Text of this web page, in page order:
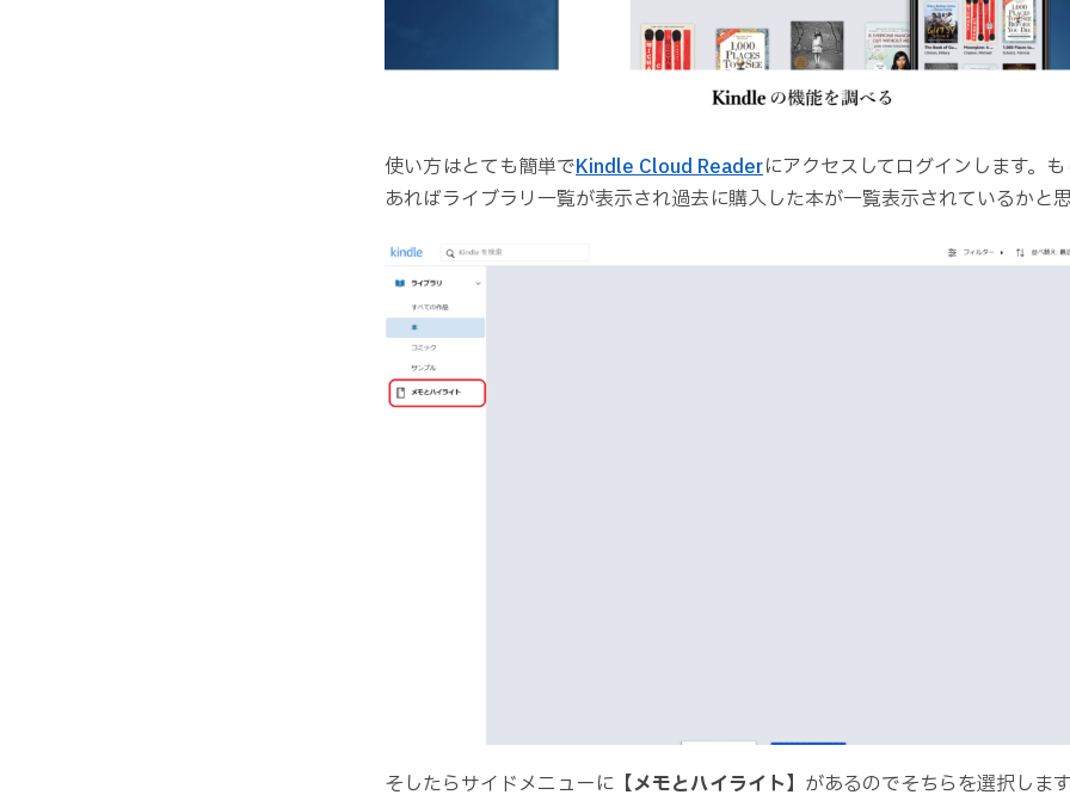
使い方はとても簡単でKindle Cloud Readerにアクセスしてログインします。
あればライブラリ一覧が表示され過去に購入した本が一覧表示されているかと思
そしたらサイドメニューに【メモとハイライト】があるのでそちらを選択しま